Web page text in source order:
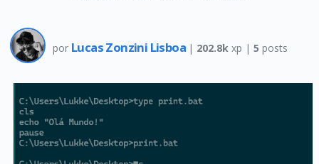
por Lucas Zonzini Lisboa | 202.8k xp |5 posts